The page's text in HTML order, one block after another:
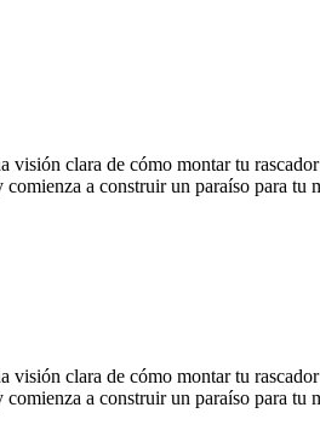
visión clara de cómo montar tu
a construir un paraíso para tu
visión clara de cómo montar tu
a construir un paraíso para tu